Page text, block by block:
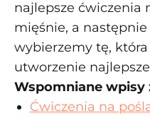
najlepsze ćwiczenia
mięśnie, a
wybierzemy tę,
utworzenie
Wspomniane wpisy
Ćwiczenia na